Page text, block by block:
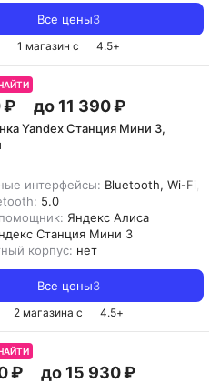
Все цены3
1 магазин с 4.5+
₽ до 11 390 ₽
Yandex Станция Мини 3,
интерфейсы: Bluetooth, Wi-Fi,
5.0
Яндекс Алиса
Станция Мини 3
корпус: нет
Все цены3
2 магазина с 4.5+
₽ до 15 930 ₽